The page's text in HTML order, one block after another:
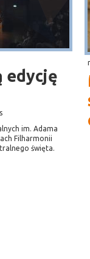
edycję
im. Adama
Filharmonii
święta.